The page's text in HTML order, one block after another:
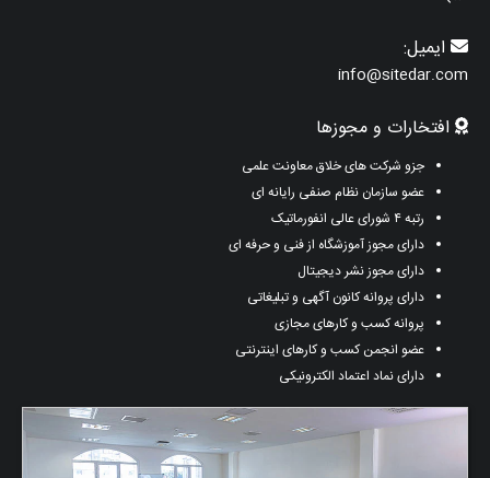
ایمیل:
info@sitedar.com
افتخارات و مجوزها
جزو شرکت های خلاق معاونت علمی
عضو سازمان نظام صنفی رایانه ای
رتبه ۴ شورای عالی انفورماتیک
دارای مجوز آموزشگاه از فنی و حرفه ای
دارای مجوز نشر دیجیتال
دارای پروانه کانون آگهی و تبلیغاتی
پروانه کسب و کارهای مجازی
عضو انجمن کسب و کارهای اینترنتی
دارای نماد اعتماد الکترونیکی